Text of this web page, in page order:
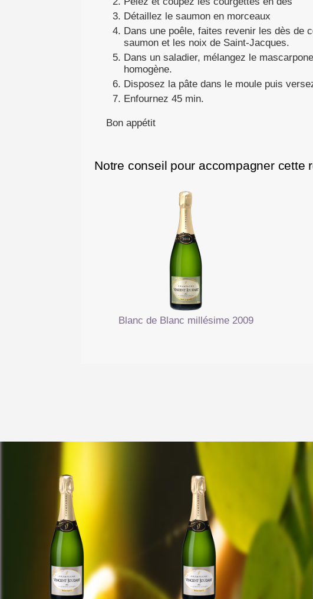
Détaillez le saumon en morceaux
Dans une poêle, faites revenir les dès de
saumon et les noix de Saint-Jacques.
Dans un saladier, mélangez le
homogène.
Disposez la pâte dans le moule puis
Enfournez 45 min.
Bon appétit
Notre conseil pour accompagner cette
Blanc de Blanc millésime 2009